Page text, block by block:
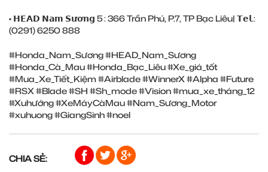
• 𝗛𝗘𝗔𝗗 𝗡𝗮𝗺 𝗦𝘂̛𝗼̛𝗻𝗴 5 : 366 Trần Phú, P.7, TP Bạc Liêu| 𝗧𝗲𝗹.:
(0291) ‎6250 888
#Honda_Nam_Sương#HEAD_Nam_Sương
#Honda_Cà_Mau#Honda_Bạc_Liêu#Xe_giá_tốt
#Mua_Xe_Tiết_Kiệm #Airblade#WinnerX #Alpha #Future
#RSX #Blade#SH #Sh_mode#Vision#mua_xe_tháng_12
#Xuhướng#XeMáyCàMau#Nam_Sương_Motor
#xuhuong#GiangSinh#noel
CHIA SẺ: